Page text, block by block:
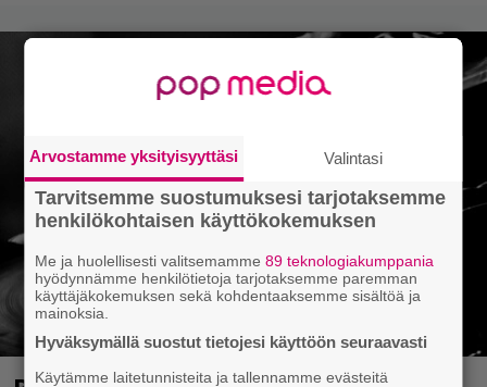
Arvostamme yksityisyyttäsi Valintasi
Tarvitsemme suostumuksesi tarjotaksemme
henkilökohtaisen käyttökokemuksen
Me ja huolellisesti valitsemamme89 teknologiakumppania
hyödynnämme henkilötietoja tarjotaksemme paremman
käyttäjäkokemuksen sekä kohdentaaksemme sisältöä ja
mainoksia.
Hyväksymällä suostut tietojesi käyttöön seuraavasti
Käytämme laitetunnisteita ja tallennamme evästeitä